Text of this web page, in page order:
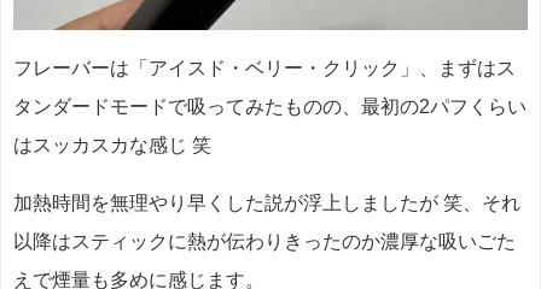
フレーバーは「アイスド・ベリー・クリック」、まずはス
タンダードモードで吸ってみたものの、最初の2パフくらい
はスッカスカな感じ 笑
加熱時間を無理やり早くした説が浮上しましたが 笑、それ
以降はスティックに熱が伝わりきったのか濃厚な吸いごた
えで煙量も多めに感じます。